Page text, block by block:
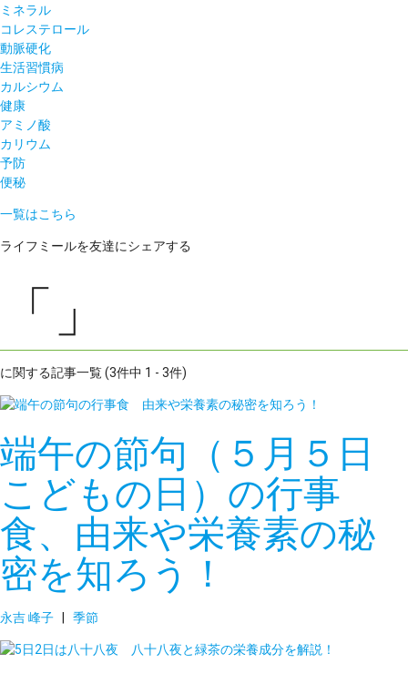
ミネラル
コレステロール
動脈硬化
生活習慣病
カルシウム
健康
アミノ酸
カリウム
予防
便秘
一覧はこちら
ライフミールを友達にシェアする
「」
に関する記事一覧 (3件中 1 - 3件)
端午の節句（５月５日
こどもの日）の行事
食、由来や栄養素の秘
密を知ろう！
永吉 峰子 | 季節